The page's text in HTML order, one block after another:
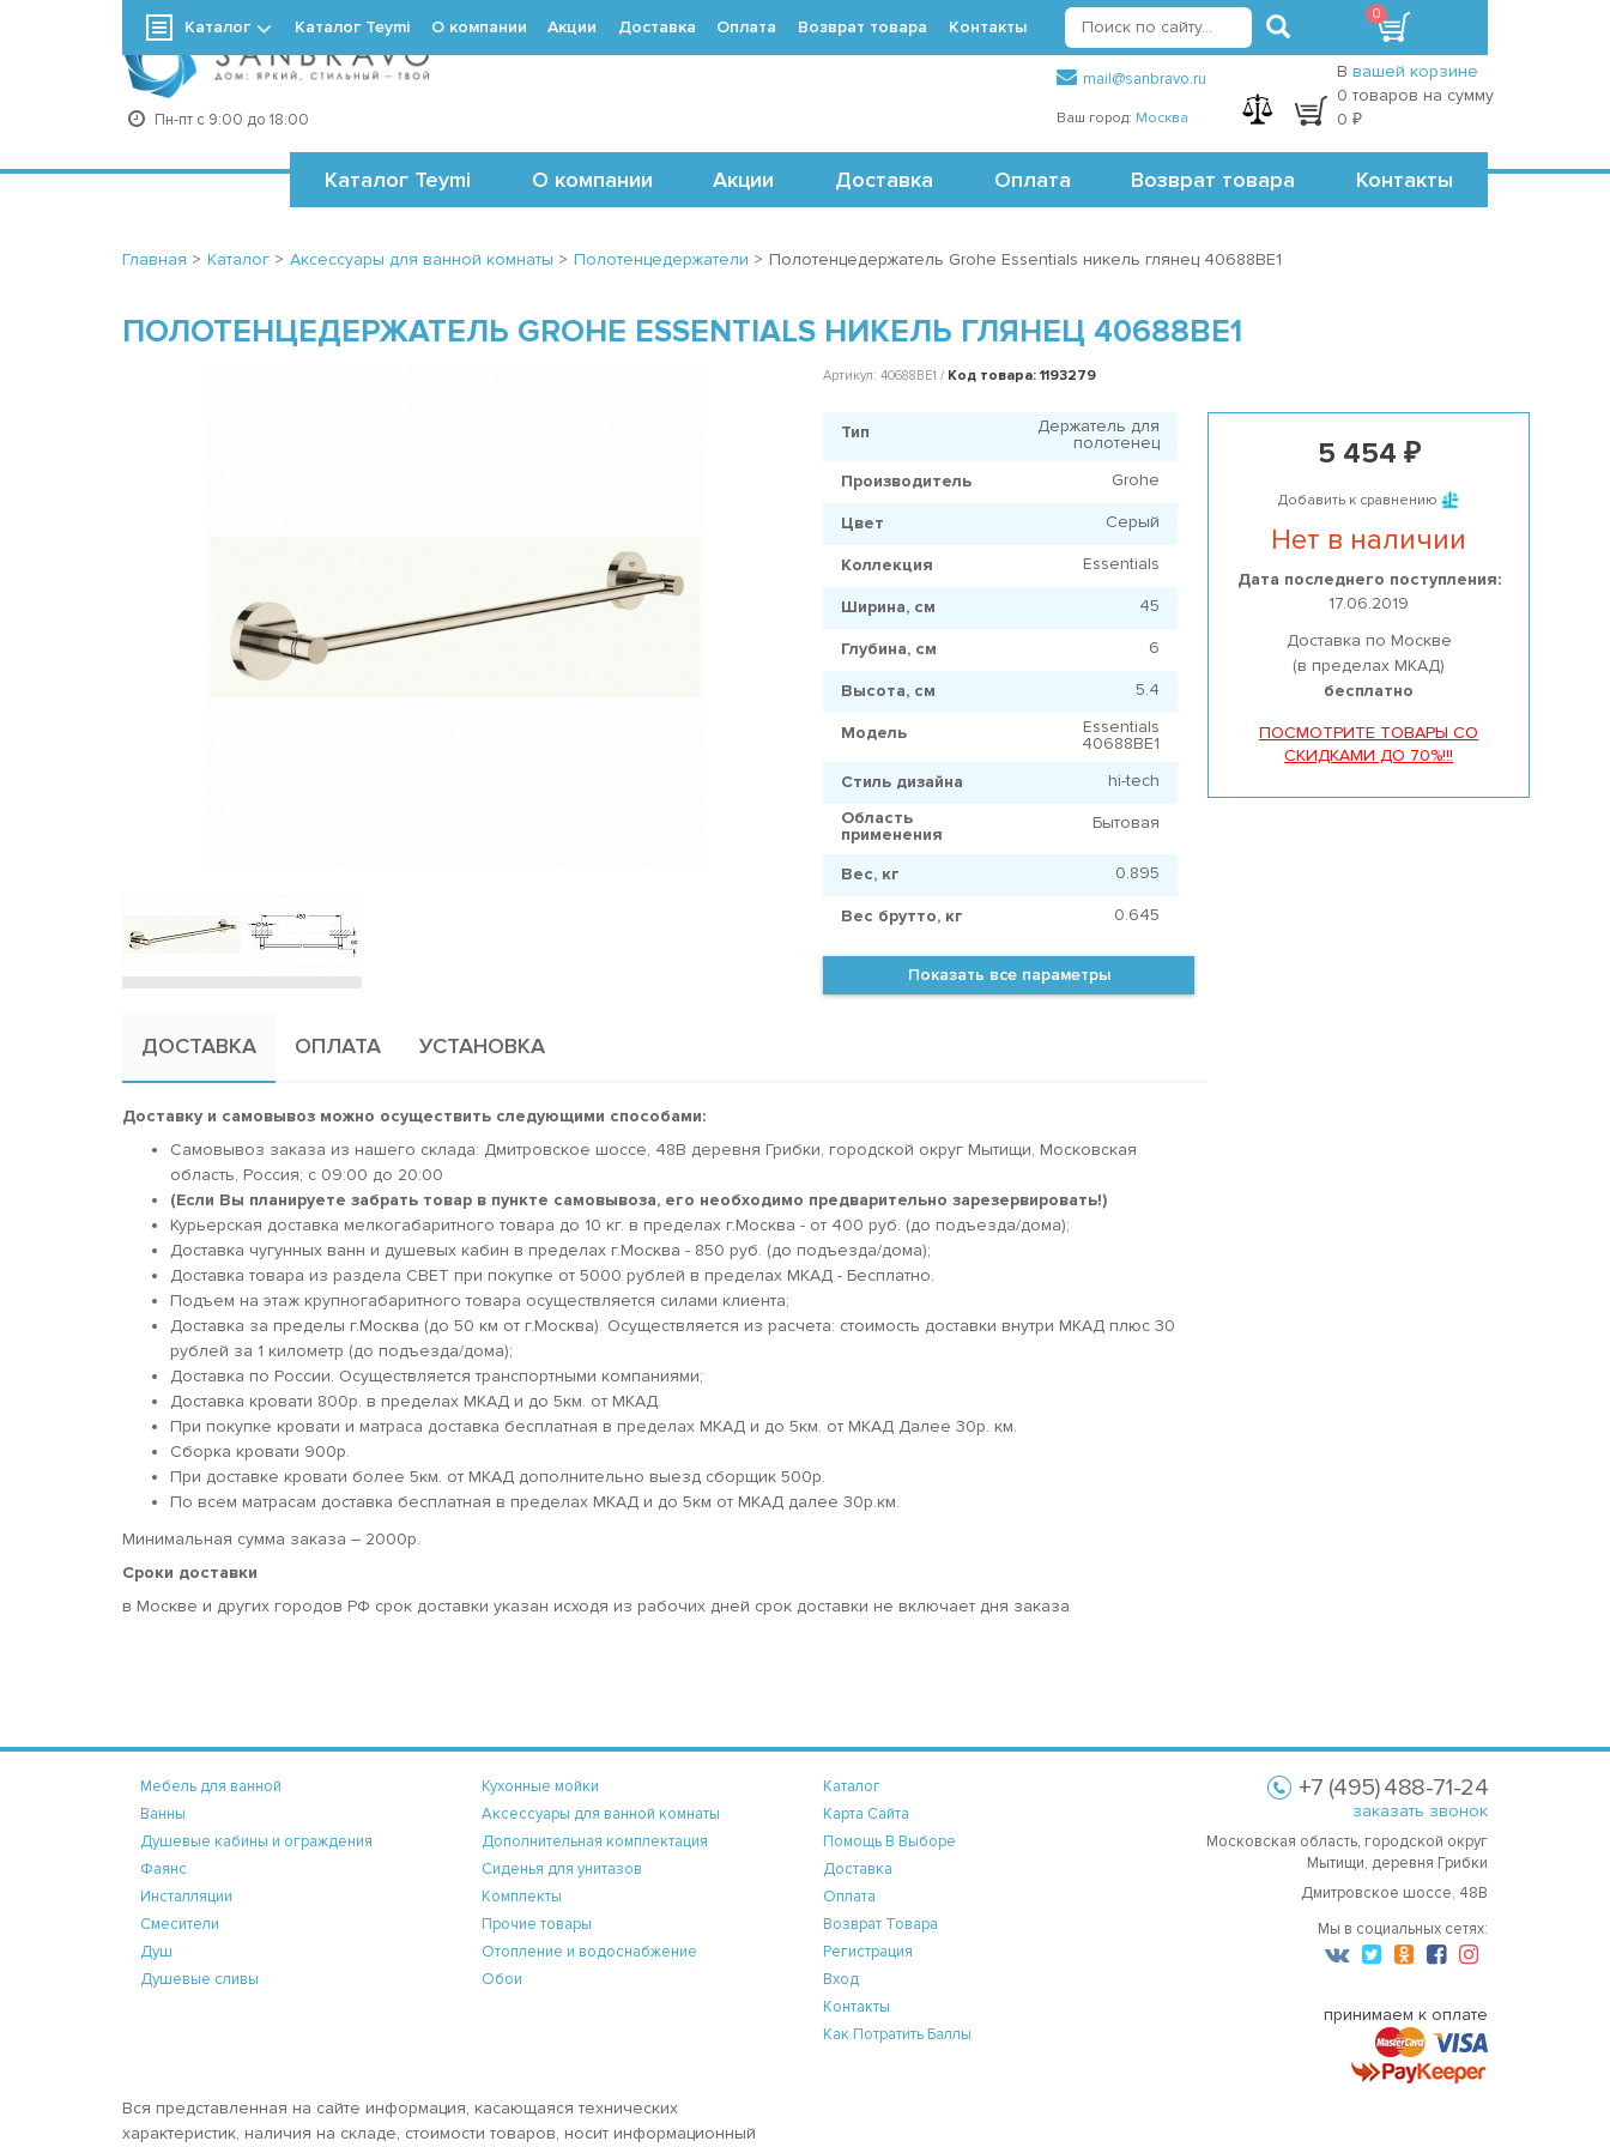
Пн-пт с 9:00 до 18:00
+7 (495) 488-71-24 Точки самовывоза
mail@sanbravo.ru
Ваш город: Москва
регистрация
В вашей корзине
0 товаров на сумму
0 ₽
Каталог Teymi О компании Акции Доставка Оплата Возврат товара Контакты
Каталог Каталог Teymi О компании Акции Доставка Оплата Возврат товара Контакты
0
Главная > Каталог > Аксессуары для ванной комнаты > Полотенцедержатели > Полотенцедержатель Grohe Essentials никель глянец 40688BE1
ПОЛОТЕНЦЕДЕРЖАТЕЛЬ GROHE ESSENTIALS НИКЕЛЬ ГЛЯНЕЦ 40688BE1
Артикул: 40688BE1 / Код товара: 1193279
5 454 ₽
Добавить к сравнению
Нет в наличии
Дата последнего поступления:
17.06.2019
Доставка по Москве
(в пределах МКАД)
бесплатно
ПОСМОТРИТЕ ТОВАРЫ СО
СКИДКАМИ ДО 70%!!!
Тип
Держатель для
полотенец
Производитель
Grohe
Цвет Серый
Коллекция Essentials
Ширина, см 45
Глубина, см 6
Высота, см 5.4
Модель
Essentials
40688BE1
Стиль дизайна
hi-tech
Область
применения
Бытовая
Вес, кг 0.895
Вес брутто, кг 0.645
Показать все параметры
ДОСТАВКА ОПЛАТА УСТАНОВКА
Доставку и самовывоз можно осуществить следующими способами:
Самовывоз заказа из нашего склада: Дмитровское шоссе, 48В деревня Грибки, городской округ Мытищи, Московская
область, Россия; c 09:00 до 20:00
(Если Вы планируете забрать товар в пункте самовывоза, его необходимо предварительно зарезервировать!)
Курьерская доставка мелкогабаритного товара до 10 кг. в пределах г.Москва - от 400 руб. (до подъезда/дома);
Доставка чугунных ванн и душевых кабин в пределах г.Москва - 850 руб. (до подъезда/дома);
Доставка товара из раздела СВЕТ при покупке от 5000 рублей в пределах МКАД - Бесплатно.
Подъем на этаж крупногабаритного товара осуществляется силами клиента;
Доставка за пределы г.Москва (до 50 км от г.Москва). Осуществляется из расчета: стоимость доставки внутри МКАД плюс 30
рублей за 1 километр (до подъезда/дома);
Доставка по России. Осуществляется транспортными компаниями;
Доставка кровати 800р. в пределах МКАД и до 5км. от МКАД.
При покупке кровати и матраса доставка бесплатная в пределах МКАД и до 5км. от МКАД Далее 30р. км.
Сборка кровати 900р.
При доставке кровати более 5км. от МКАД дополнительно выезд сборщик 500р.
По всем матрасам доставка бесплатная в пределах МКАД и до 5км от МКАД далее 30р.км.
Минимальная сумма заказа – 2000р.
Сроки доставки
в Москве и других городов РФ срок доставки указан исходя из рабочих дней срок доставки не включает дня заказа
Мебель для ванной
Ванны
Душевые кабины и ограждения
Фаянс
Инсталляции
Смесители
Душ
Душевые сливы
Кухонные мойки
Аксессуары для ванной комнаты
Дополнительная комплектация
Сиденья для унитазов
Комплекты
Прочие товары
Отопление и водоснабжение
Обои
Каталог
Карта Сайта
Помощь В Выборе
Доставка
Оплата
Возврат Товара
Регистрация
Вход
Контакты
Как Потратить Баллы
+7 (495) 488-71-24
заказать звонок
Московская область, городской округ
Мытищи, деревня Грибки
Дмитровское шоссе, 48В
Мы в социальных сетях:
принимаем к оплате
Вся представленная на сайте информация, касающаяся технических
характеристик, наличия на складе, стоимости товаров, носит информационный